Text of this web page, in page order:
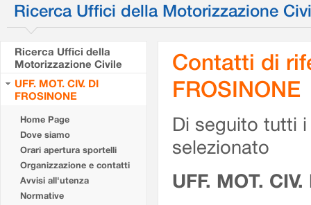
Ricerca Uffici della Motorizzazione
Ricerca Uffici della
Motorizzazione Civile
UFF. MOT. CIV. DI
FROSINONE
Home Page
Dove siamo
Orari apertura sportelli
Organizzazione e contatti
Avvisi all'utenza
Normative
Contatti di
FROSINONE
Di seguito tutti
selezionato
UFF. MOT.